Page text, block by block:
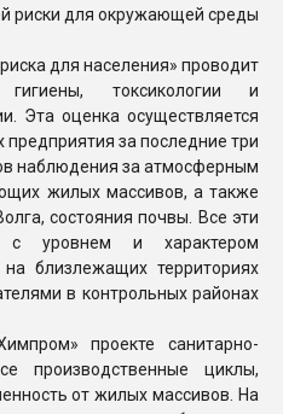
риски для окружающей среды
для населения» проводит
гигиены, токсикологии и
Эта оценка осуществляется
за последние три
наблюдения за атмосферным
жилых массивов, а также
состояния почвы. Все эти
с уровнем и характером
близлежащих территориях
в контрольных районах
проекте санитарно-
производственные циклы,
от жилых массивов. На